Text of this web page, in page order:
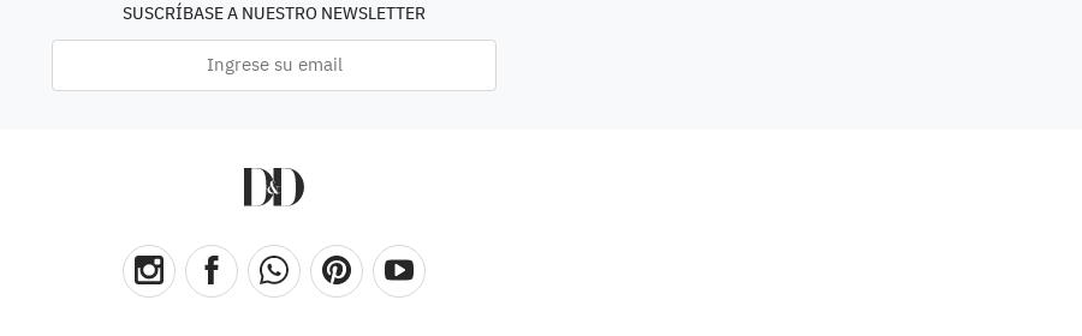
SUSCRÍBASE A NUESTRO NEWSLETTER